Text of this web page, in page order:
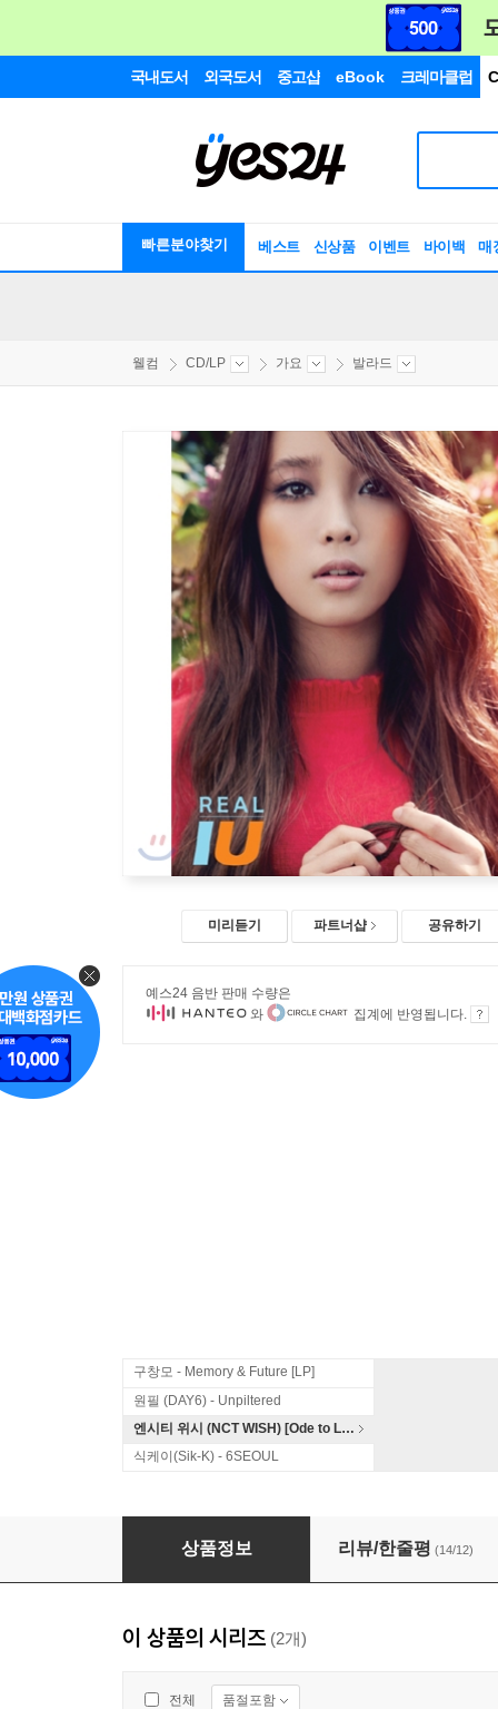
국내도서 외국도서 중고샵 eBook 크레마클럽
빠른분야찾기 베스트 신상품 이벤트 바이백 매
웰컴 CD/LP 가요 발라드
미리듣기 파트너샵 공유하기
예스24 음반 판매 수량은
와
집계에 반영됩니다.
구창모 - Memory & Future [LP]
원필 (DAY6) - Unpiltered
엔시티 위시 (NCT WISH) [Ode to Love]
식케이(Sik-K) - 6SEOUL
아이유 (IU) - 미니앨범 : Real [일반판]
상품정보 리뷰/한줄평 (14/12)
이 상품의 시리즈 (2개)
전체 품절포함